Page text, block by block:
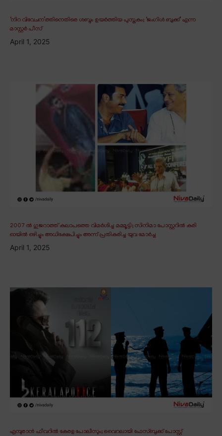
‘നിറ വിവേചന’ത്തിനെതിരെ ശബ്ദം ഉയർത്തിയ പുസ്തകം; ‘ജംഗിൾ ബുക്ക്’ എന്ന
മാസ്റ്റർ പീസ്
April 1, 2025
2007 ൽ ഗുജറാത്ത് കലാപത്തെ വിമർശിച്ച മമ്മൂട്ടി; സിനിമാ പോസ്റ്ററിൽ കരി
ഓയിൽ ഒഴിച്ചും അധിക്ഷേപിച്ചും അന്ന് പ്രതികരിച്ച യുവ മോർച്ച
April 1, 2025
എമ്പുരാൻ ഫീവറിൽ കേരള പോലീസും; വൈറലായി ഫേസ്ബുക്ക് പോസ്റ്റ്